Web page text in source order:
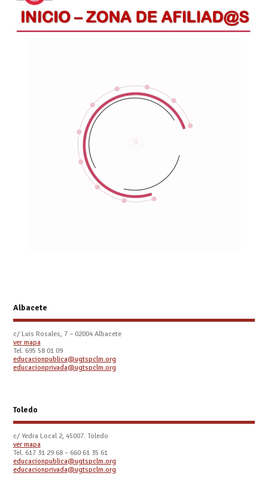
Albacete
c/ Luis Rosales, 7 – 02004 Albacete
ver mapa
Tel. 695 58 01 09
educacionpublica@ugtspclm.org
educacionprivada@ugtspclm.org
Toledo
c/ Yedra Local 2, 45007. Toledo
ver mapa
Tel. 617 31 29 68 – 660 61 35 61
educacionpublica@ugtspclm.org
educacionprivada@ugtspclm.org